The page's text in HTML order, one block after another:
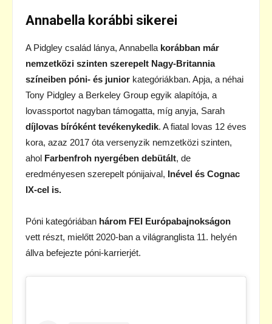
Annabella korábbi sikerei
A Pidgley család lánya, Annabella korábban már
nemzetközi szinten szerepelt Nagy-Britannia
színeiben póni- és junior kategóriákban. Apja, a néhai
Tony Pidgley a Berkeley Group egyik alapítója, a
lovassportot nagyban támogatta, míg anyja, Sarah
díjlovas bíróként tevékenykedik. A fiatal lovas 12 éves
kora, azaz 2017 óta versenyzik nemzetközi szinten,
ahol Farbenfroh nyergében debütált, de
eredményesen szerepelt pónijaival, Inével és Cognac
IX-cel is.
Póni kategóriában három FEI Európabajnokságon
vett részt, mielőtt 2020-ban a világranglista 11. helyén
állva befejezte póni-karrierjét.